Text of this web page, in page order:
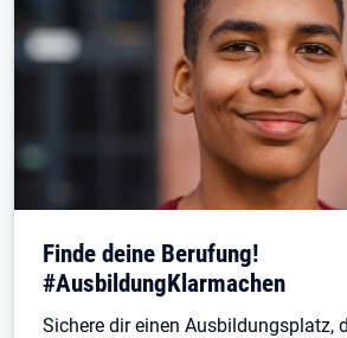
Finde deine Berufung!
#AusbildungKlarmachen
Sichere dir einen Ausbildungsplatz,